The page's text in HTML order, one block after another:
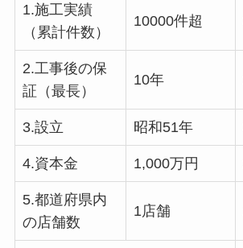
1.施工実績
（累計件数）
10000件超
2.工事後の保
証（最長）
10年
3.設立 昭和51年
4.資本金 1,000万円
5.都道府県内
の店舗数
1店舗